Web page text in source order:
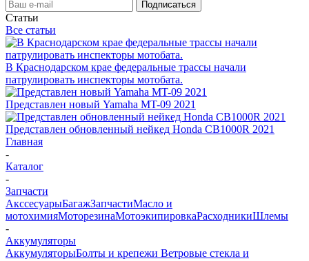
Статьи
Все статьи
В Краснодарском крае федеральные трассы начали
патрулировать инспекторы мотобата.
Представлен новый Yamaha MT-09 2021
Представлен обновленный нейкед Honda CB1000R 2021
Главная
-
Каталог
-
Запчасти
АкссесуарыБагажЗапчастиМасло и
мотохимияМоторезинаМотоэкипировкаРасходникиШлемы
-
Аккумуляторы
АккумуляторыБолты и крепежи Ветровые стекла и